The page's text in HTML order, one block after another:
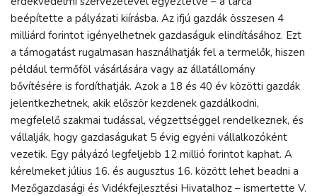
beépítette a pályázati kiírásba. Az ifjú gazdák összesen 4
milliárd forintot igényelhetnek gazdaságuk elindításához. Ezt
a támogatást rugalmasan használhatják fel a termelők, hiszen
például termőföl vásárlására vagy az állatállomány
bővítésére is fordíthatják. Azok a 18 és 40 év közötti gazdák
jelentkezhetnek, akik először kezdenek gazdálkodni,
megfelelő szakmai tudással, végzettséggel rendelkeznek, és
vállalják, hogy gazdaságukat 5 évig egyéni vállalkozóként
vezetik. Egy pályázó legfeljebb 12 millió forintot kaphat. A
kérelmeket július 16. és augusztus 16. között lehet beadni a
Mezőgazdasági és Vidékfejlesztési Hivatalhoz – ismertette V.